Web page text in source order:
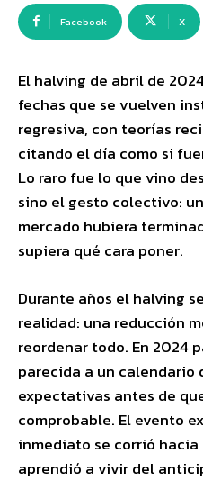
Facebook X
El halving de abril de
fechas que se vuelven
regresiva, con teorías
citando el día como si
Lo raro fue lo que vino
sino el gesto colectivo:
mercado hubiera
supiera qué cara poner.
Durante años el halving
realidad: una reducción
reordenar todo. En 2024
parecida a un calendario
expectativas antes de
comprobable. El evento
inmediato se corrió hacia
aprendió a vivir del